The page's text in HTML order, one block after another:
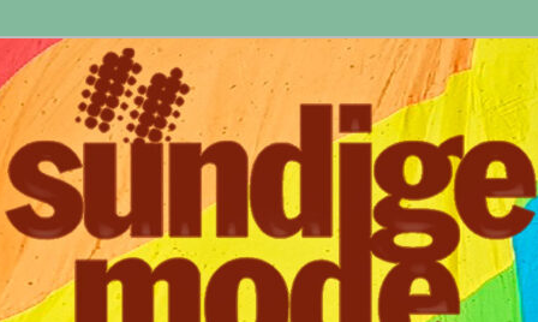
Frankfurt
Mode, Club- und Dark-Wear seit 2004